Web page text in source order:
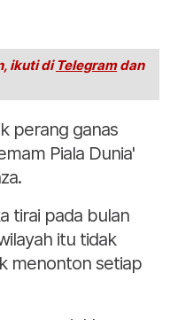
ikuti di Telegramdan
perang ganas
Piala Dunia'
tirai pada bulan
itu tidak
menonton setiap